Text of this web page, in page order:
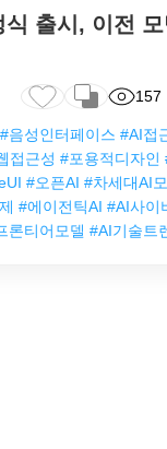
출시, 이전 모
157
음성인터페이스 #AI접
접근성 #포용적디자인
#오픈AI #차세대AI
#에이전틱AI #AI사이
론티어모델 #AI기술트